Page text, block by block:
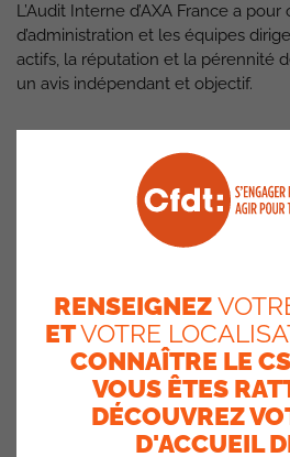
L’Audit Interne d’AXA France a
d’administration et les équipes
actifs, la réputation et la pérennité
un avis indépendant et objectif.
RENSEIGNEZ
ETVOTRE
CONNAÎTRE LE
VOUS ÊTES
DÉCOUVREZ
D'ACCUEIL